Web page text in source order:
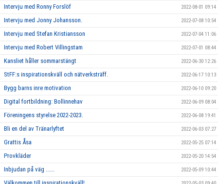
Intervju med Ronny Forslöf 2022-08-01 09:14
Intervju med Jonny Johansson. 2022-07-08 10:54
Intervju med Stefan Kristiansson 2022-07-04 11:06
Intervju med Robert Villingstam 2022-07-01 08:44
Kansliet håller sommarstängt 2022-06-30 12:26
StFF:s inspirationskväll och nätverksträff. 2022-06-17 10:13
Bygg barns inre motivation 2022-06-10 09:20
Digital fortbildning: Bollinnehav 2022-06-09 08:04
Föreningens styrelse 2022-2023. 2022-06-08 19:41
Bli en del av Tränarlyftet 2022-06-03 07:27
Grattis Åsa 2022-05-25 07:14
Provkläder 2022-05-20 14:54
Inbjudan på väg ...... 2022-05-09 10:44